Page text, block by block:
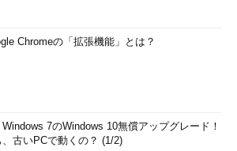
bugs
Dangerous Software Errors
top25/
top25-software-errors/
5.10, April 2003
Chromeの「拡張機能」とは？
7のWindows 10無償アップグレード！
、古いPCで動くの？ (1/2)